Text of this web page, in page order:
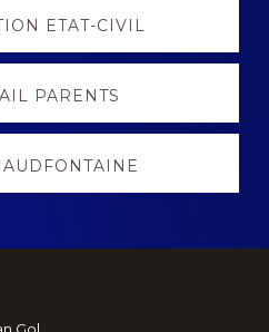
ETAT-CIVIL
PARENTS